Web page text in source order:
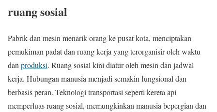
ruang sosial
Pabrik dan mesin menarik orang ke pusat kota, menciptakan
pemukiman padat dan ruang kerja yang terorganisir oleh waktu
dan produksi. Ruang sosial kini diatur oleh mesin dan jadwal
kerja. Hubungan manusia menjadi semakin fungsional dan
berbasis peran. Teknologi transportasi seperti kereta api
memperluas ruang sosial, memungkinkan manusia bepergian dan